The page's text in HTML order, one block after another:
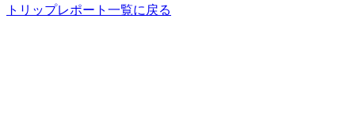
トリップレポート一覧に戻る